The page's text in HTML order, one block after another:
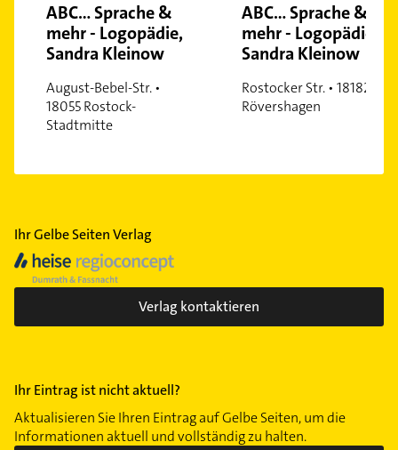
ABC... Sprache &
mehr - Logopädie,
Sandra Kleinow
August-Bebel-Str. •
18055 Rostock-
Stadtmitte
ABC... Sprache &
mehr - Logopädie,
Sandra Kleinow
Rostocker Str. • 18182
Rövershagen
Ihr Gelbe Seiten Verlag
Verlag kontaktieren
Ihr Eintrag ist nicht aktuell?
Aktualisieren Sie Ihren Eintrag auf Gelbe Seiten, um die
Informationen aktuell und vollständig zu halten.